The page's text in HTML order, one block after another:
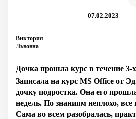
Виктория
Львовна
07.02.2023
Дочка прошла курс в течение 3-
Записала на курс MS Office от
дочку подростка. Она его
недель. По знаниям неплохо, все
Сама во всем разобралась,